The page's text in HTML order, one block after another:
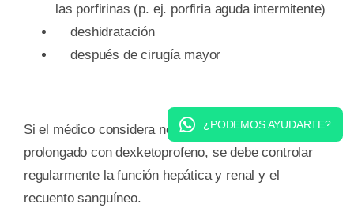
las porfirinas (p. ej. porfiria aguda intermitente)
deshidratación
después de cirugía mayor
Si el médico considera necesario un tratamiento
prolongado con dexketoprofeno, se debe controlar
regularmente la función hepática y renal y el
recuento sanguíneo.
¿PODEMOS AYUDARTE?